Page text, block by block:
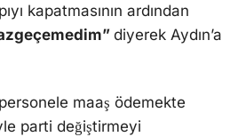
kapatmasının ardından
diyerek Aydın’a
maaş ödemekte
parti değiştirmeyi